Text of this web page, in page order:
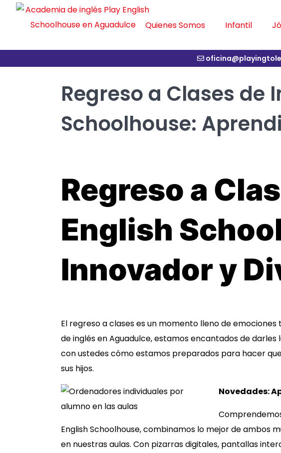
Quienes Somos Infantil
Regreso a Clases de
Schoolhouse:
Regreso a
English
Innovador y
El regreso a clases es un momento lleno de
de inglés en Aguadulce, estamos encantados de
con ustedes cómo estamos preparados para hacer
sus hijos.
Novedades:
English Schoolhouse, combinamos lo mejor de ambos
en nuestras aulas. Con pizarras digitales, pantallas